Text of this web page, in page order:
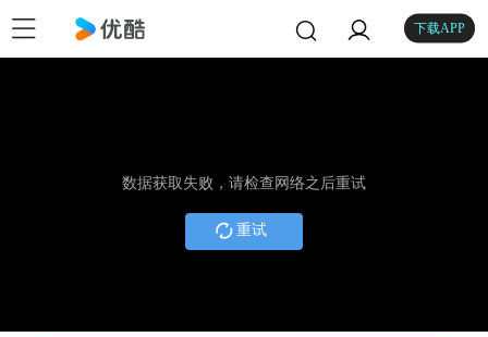
下载APP
数据获取失败，请检查网络之后重试
重试